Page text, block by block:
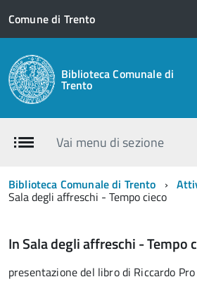
Comune di Trento
Biblioteca Comunale di
Trento
Vai menu di sezione
Biblioteca Comunale di Trento
Sala degli affreschi - Tempo cieco
In Sala degli affreschi - Tempo
presentazione del libro di Riccardo Pro